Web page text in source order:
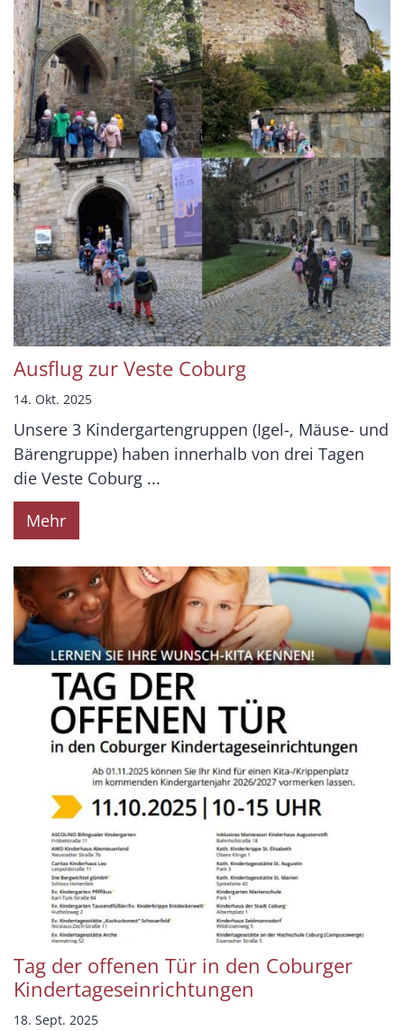
Ausflug zur Veste Coburg
14. Okt. 2025
Unsere 3 Kindergartengruppen (Igel-, Mäuse- und
Bärengruppe) haben innerhalb von drei Tagen
die Veste Coburg ...
Mehr
Tag der offenen Tür in den Coburger
Kindertageseinrichtungen
18. Sept. 2025